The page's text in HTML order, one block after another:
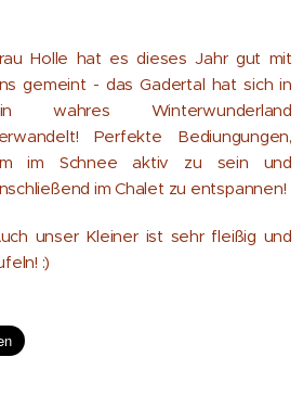
Holle hat es dieses Jahr gut mit
gemeint - das Gadertal hat sich in
wahres Winterwunderland
Perfekte Bediungungen,
im Schnee aktiv zu sein und
im Chalet zu entspannen!
unser Kleiner ist sehr fleißig und
:)